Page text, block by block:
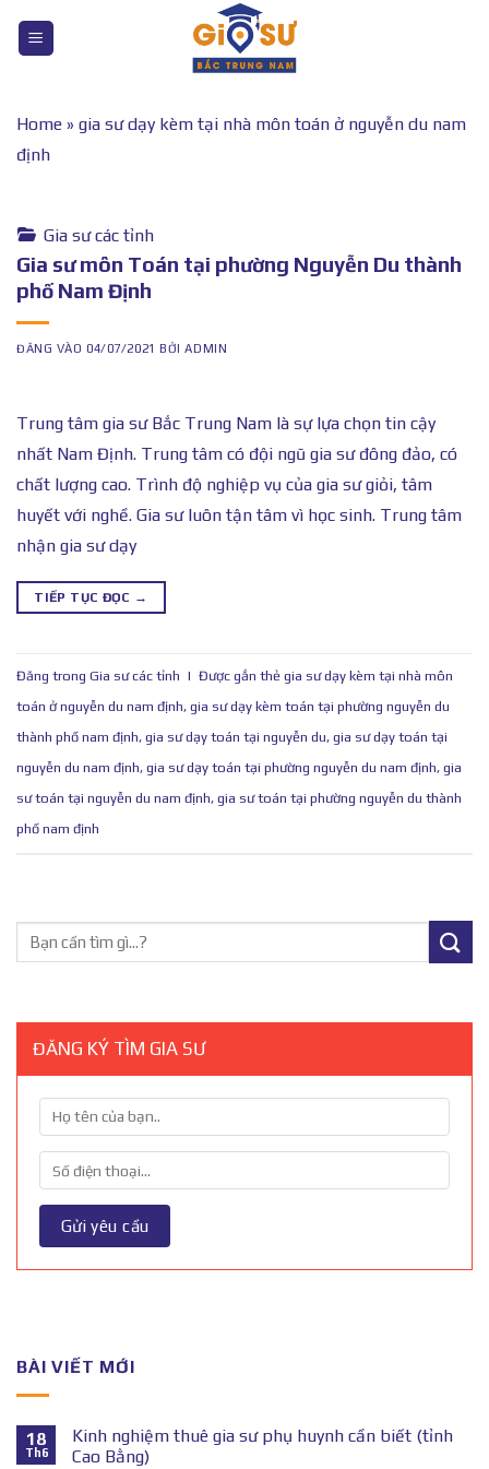
Home » gia sư dạy kèm tại nhà môn toán ở nguyễn du nam
định
Gia sư các tỉnh
Gia sư môn Toán tại phường Nguyễn Du thành
phố Nam Định
ĐĂNG VÀO04/07/2021 BỞIADMIN
Trung tâm gia sư Bắc Trung Nam là sự lựa chọn tin cậy
nhất Nam Định. Trung tâm có đội ngũ gia sư đông đảo, có
chất lượng cao. Trình độ nghiệp vụ của gia sư giỏi, tâm
huyết với nghề. Gia sư luôn tận tâm vì học sinh. Trung tâm
nhận gia sư dạy
TIẾP TỤC ĐỌC →
Đăng trong Gia sư các tỉnh | Được gắn thẻ gia sư dạy kèm tại nhà môn
toán ở nguyễn du nam định, gia sư dạy kèm toán tại phường nguyễn du
thành phố nam định, gia sư dạy toán tại nguyễn du, gia sư dạy toán tại
nguyễn du nam định, gia sư dạy toán tại phường nguyễn du nam định, gia
sư toán tại nguyễn du nam định, gia sư toán tại phường nguyễn du thành
phố nam định
ĐĂNG KÝ TÌM GIA SƯ
BÀI VIẾT MỚI
18
Th6
Kinh nghiệm thuê gia sư phụ huynh cần biết (tỉnh
Cao Bằng)